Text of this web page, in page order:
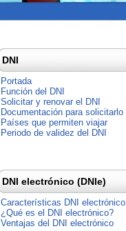
DNI
Portada
Función del DNI
Solicitar y renovar el DNI
Documentación para solicitarlo
Países que permiten viajar
Periodo de validez del DNI
DNI electrónico (DNIe)
Características DNI electrónico
¿Qué es el DNI electrónico?
Ventajas del DNI electrónico